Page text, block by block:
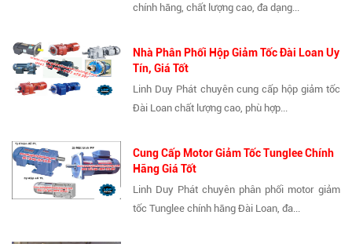
chính hãng, chất lượng cao, đa dạng...
Nhà Phân Phối Hộp Giảm Tốc Đài Loan Uy
Tín, Giá Tốt
Linh Duy Phát chuyên cung cấp hộp giảm tốc
Đài Loan chất lượng cao, phù hợp...
Cung Cấp Motor Giảm Tốc Tunglee Chính
Hãng Giá Tốt
Linh Duy Phát chuyên phân phối motor giảm
tốc Tunglee chính hãng Đài Loan, đa...